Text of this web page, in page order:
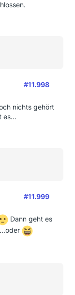
#11.998
nichts gehört
es...
#11.999
Dann geht es